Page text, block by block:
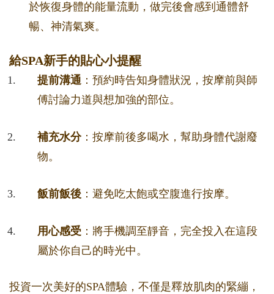
於恢復身體的能量流動，做完後會感到通體舒
暢、神清氣爽。
給SPA新手的貼心小提醒
提前溝通 ：預約時告知身體狀況，按摩前與師
傅討論力道與想加強的部位。
補充水分：按摩前後多喝水，幫助身體代謝廢
物。
飯前飯後 ：避免吃太飽或空腹進行按摩。
用心感受 ：將手機調至靜音，完全投入在這段
屬於你自己的時光中。
投資一次美好的SPA體驗，不僅是釋放肌肉的緊繃，